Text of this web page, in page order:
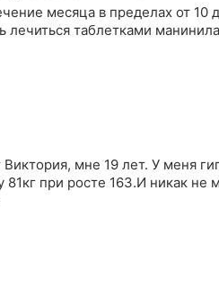
поступить? Перейти на уколы
лечиться таблетками
Виктория, мне 19 лет. У меня
при росте 163.И никак